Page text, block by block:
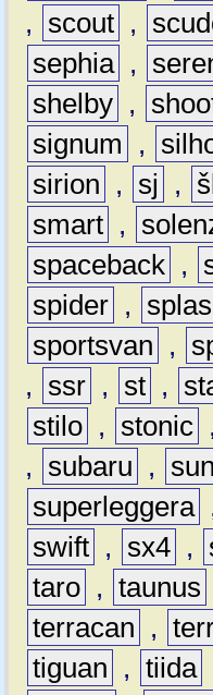
,
scout ,
sephia ,
shelby ,
signum
,
sirion
, sj ,
smart ,
spaceback ,
spider ,
sportsvan
,
,
ssr , st ,
stilo , stonic ,
,
subaru ,
superleggera
swift , sx4 ,
taro , taunus
terracan
,
tiguan
, tiida